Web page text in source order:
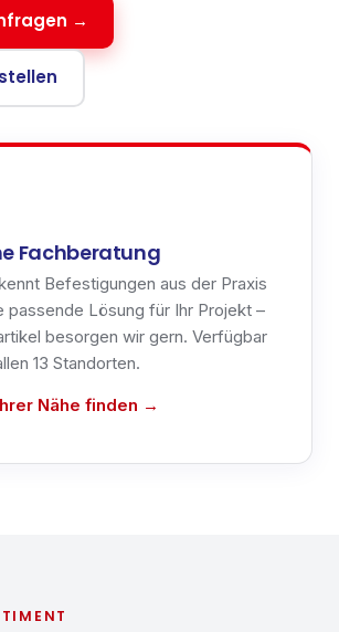
→
Fachberatung
Befestigungen aus der Praxis
passende Lösung für Ihr Projekt –
besorgen wir gern. Verfügbar
13 Standorten.
Nähe finden →